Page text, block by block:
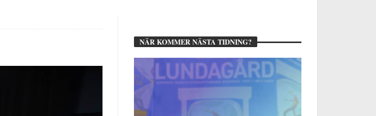
NÄR KOMMER NÄSTA TIDNING?